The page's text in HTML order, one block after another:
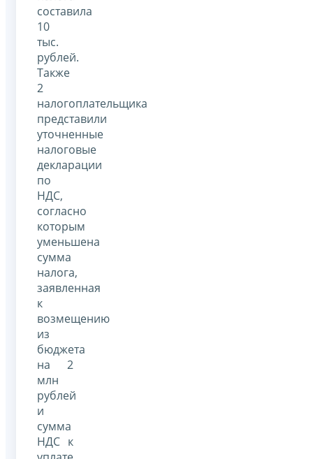
составила
10
тыс.
рублей.
Также
2
налогоплательщика
представили
уточненные
налоговые
декларации
по
НДС,
согласно
которым
уменьшена
сумма
налога,
заявленная
к
возмещению
из
бюджета
на 2
млн
рублей
и
сумма
НДС к